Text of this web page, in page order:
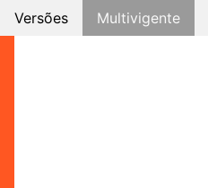
Versões Multivigente